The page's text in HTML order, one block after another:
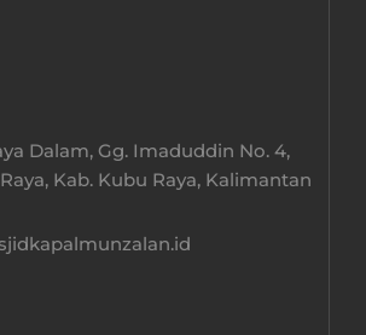
Dalam, Gg. Imaduddin No. 4,
Kab. Kubu Raya, Kalimantan